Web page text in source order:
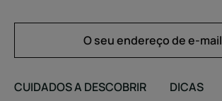
O seu endereço de e-mail
CUIDADOS A DESCOBRIR
DICAS